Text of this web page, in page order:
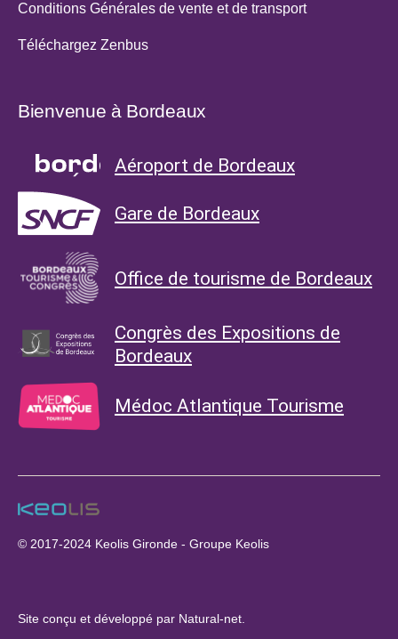
Conditions Générales de vente et de transport
Téléchargez Zenbus
Bienvenue à Bordeaux
Aéroport de Bordeaux
Gare de Bordeaux
Office de tourisme de Bordeaux
Congrès des Expositions de
Bordeaux
Médoc Atlantique Tourisme
© 2017-2024 Keolis Gironde - Groupe Keolis
Site conçu et développé par Natural-net